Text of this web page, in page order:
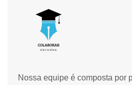
Nossa equipe é composta por